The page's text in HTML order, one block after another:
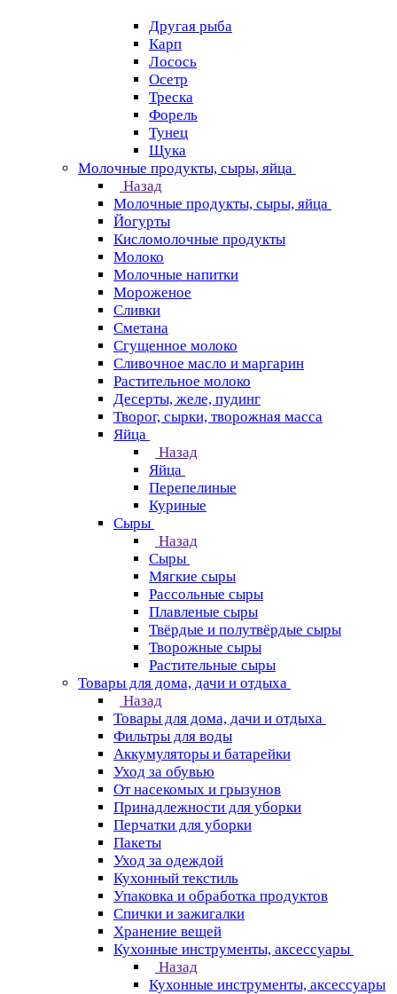
Другая рыба
Карп
Лосось
Осетр
Треска
Форель
Тунец
Щука
Молочные продукты, сыры, яйца
Назад
Молочные продукты, сыры, яйца
Йогурты
Кисломолочные продукты
Молоко
Молочные напитки
Мороженое
Сливки
Сметана
Сгущенное молоко
Сливочное масло и маргарин
Растительное молоко
Десерты, желе, пудинг
Творог, сырки, творожная масса
Яйца
Назад
Яйца
Перепелиные
Куриные
Сыры
Назад
Сыры
Мягкие сыры
Рассольные сыры
Плавленые сыры
Твёрдые и полутвёрдые сыры
Творожные сыры
Растительные сыры
Товары для дома, дачи и отдыха
Назад
Товары для дома, дачи и отдыха
Фильтры для воды
Аккумуляторы и батарейки
Уход за обувью
От насекомых и грызунов
Принадлежности для уборки
Перчатки для уборки
Пакеты
Уход за одеждой
Кухонный текстиль
Упаковка и обработка продуктов
Спички и зажигалки
Хранение вещей
Кухонные инструменты, аксессуары
Назад
Кухонные инструменты, аксессуары